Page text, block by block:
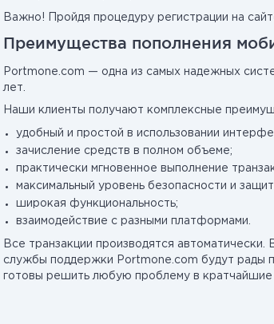
Важно! Пройдя процедуру регистрации на
Преимущества пополнения
Portmone.com — одна из самых надежных
лет.
Наши клиенты получают комплексные
удобный и простой в использовании
зачисление средств в полном объеме;
практически мгновенное выполнение
максимальный уровень безопасности и
широкая функциональность;
взаимодействие с разными платформами.
Все транзакции производятся
службы поддержки Portmone.com будут рады
готовы решить любую проблему в кратчайшие